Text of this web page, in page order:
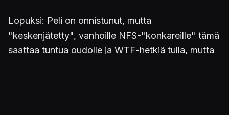
Lopuksi: Peli on onnistunut, mutta
"keskenjätetty", vanhoille NFS-"konkareille" tämä
saattaa tuntua oudolle ja WTF-hetkiä tulla, mutta